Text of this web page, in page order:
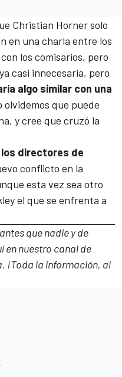
Christian Horner solo
en una charla entre los
los comisarios, pero
casi innecesaria, pero
algo similar con una
olvidemos que puede
y cree que cruzó la
los directores de
conflicto en la
esta vez sea otro
el que se enfrenta a
que nadie y de
en nuestro canal de
¡Toda la información, al